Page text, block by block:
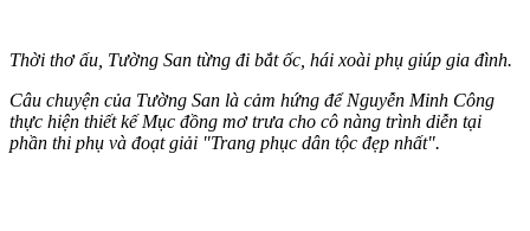
Thời thơ ấu, Tường San từng đi bắt ốc, hái xoài phụ giúp gia đình.
Câu chuyện của Tường San là cảm hứng để Nguyễn Minh Công
thực hiện thiết kế Mục đồng mơ trưa cho cô nàng trình diễn tại
phần thi phụ và đoạt giải "Trang phục dân tộc đẹp nhất".